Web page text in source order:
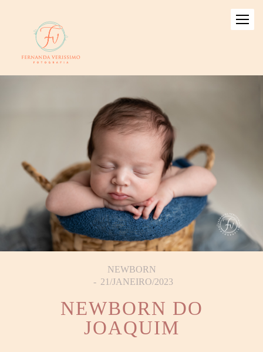
NEWBORN
21/JANEIRO/2023
NEWBORN DO
JOAQUIM